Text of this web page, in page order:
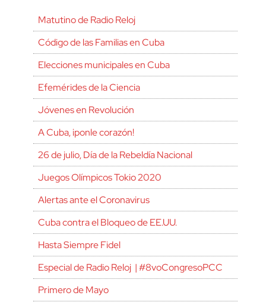
Matutino de Radio Reloj
Código de las Familias en Cuba
Elecciones municipales en Cuba
Efemérides de la Ciencia
Jóvenes en Revolución
A Cuba, ¡ponle corazón!
26 de julio, Día de la Rebeldía Nacional
Juegos Olímpicos Tokio 2020
Alertas ante el Coronavirus
Cuba contra el Bloqueo de EE.UU.
Hasta Siempre Fidel
Especial de Radio Reloj | #8voCongresoPCC
Primero de Mayo